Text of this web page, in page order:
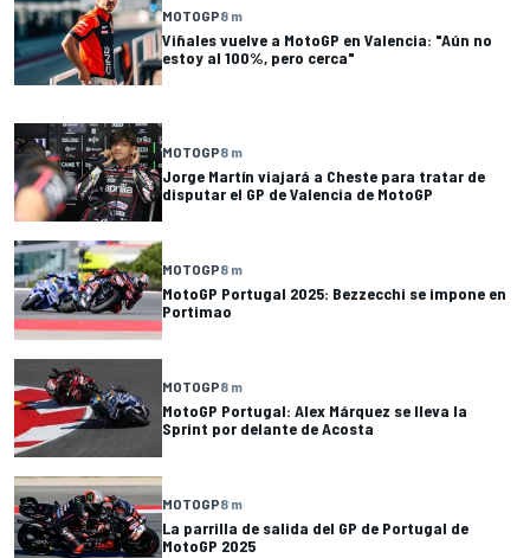
MOTOGP8 m
Viñales vuelve a MotoGP en Valencia: "Aún no
estoy al 100%, pero cerca"
MOTOGP8 m
Jorge Martín viajará a Cheste para tratar de
disputar el GP de Valencia de MotoGP
MOTOGP8 m
MotoGP Portugal 2025: Bezzecchi se impone en
Portimao
MOTOGP8 m
MotoGP Portugal: Alex Márquez se lleva la
Sprint por delante de Acosta
MOTOGP8 m
La parrilla de salida del GP de Portugal de
MotoGP 2025